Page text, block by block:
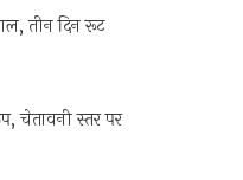
तीन दिन रूट
चेतावनी स्तर पर